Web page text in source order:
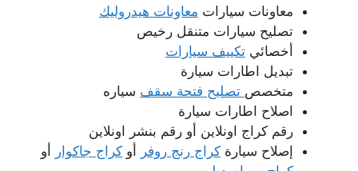
معاونات سيارات معاونات هيدروليك
تصليح سيارات متنقل رخيص
أخصائي تكييف سيارات
تبديل اطارات سيارة
متخصص تصليح فتحة سقف سياره
اصلاح اطارات سيارة
رقم كراج اونلاين أو رقم بنشر اونلاين
إصلاح سيارة كراج رنج روفر أو كراج جاكوار أو